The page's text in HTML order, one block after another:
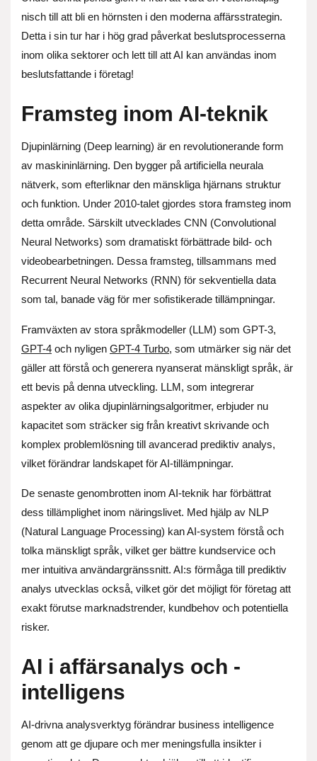
nisch till att bli en hörnsten i den moderna affärsstrategin.
Detta i sin tur har i hög grad påverkat beslutsprocesserna
inom olika sektorer och lett till att AI kan användas inom
beslutsfattande i företag!
Framsteg inom AI-teknik
Djupinlärning (Deep learning) är en revolutionerande form
av maskininlärning. Den bygger på artificiella neurala
nätverk, som efterliknar den mänskliga hjärnans struktur
och funktion. Under 2010-talet gjordes stora framsteg inom
detta område. Särskilt utvecklades CNN (Convolutional
Neural Networks) som dramatiskt förbättrade bild- och
videobearbetningen. Dessa framsteg, tillsammans med
Recurrent Neural Networks (RNN) för sekventiella data
som tal, banade väg för mer sofistikerade tillämpningar.
Framväxten av stora språkmodeller (LLM) som GPT-3,
GPT-4 och nyligen GPT-4 Turbo, som utmärker sig när det
gäller att förstå och generera nyanserat mänskligt språk, är
ett bevis på denna utveckling. LLM, som integrerar
aspekter av olika djupinlärningsalgoritmer, erbjuder nu
kapacitet som sträcker sig från kreativt skrivande och
komplex problemlösning till avancerad prediktiv analys,
vilket förändrar landskapet för AI-tillämpningar.
De senaste genombrotten inom AI-teknik har förbättrat
dess tillämplighet inom näringslivet. Med hjälp av NLP
(Natural Language Processing) kan AI-system förstå och
tolka mänskligt språk, vilket ger bättre kundservice och
mer intuitiva användargränssnitt. AI:s förmåga till prediktiv
analys utvecklas också, vilket gör det möjligt för företag att
exakt förutse marknadstrender, kundbehov och potentiella
risker.
AI i affärsanalys och -
intelligens
AI-drivna analysverktyg förändrar business intelligence
genom att ge djupare och mer meningsfulla insikter i